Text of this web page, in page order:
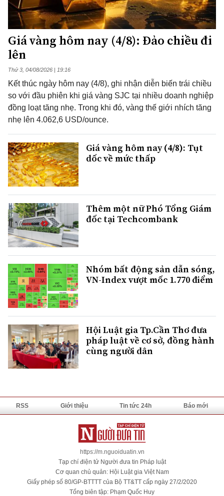
Giá vàng hôm nay (4/8): Đảo chiều đi
lên
Thứ 3, 04/08/2026 | 19:16
Kết thúc ngày hôm nay (4/8), ghi nhận diễn biến trái chiều
so với đầu phiên khi giá vàng SJC tại nhiều doanh nghiệp
đồng loạt tăng nhẹ. Trong khi đó, vàng thế giới nhích tăng
nhẹ lên 4.062,6 USD/ounce.
Giá vàng hôm nay (4/8): Tụt
dốc về mức thấp
Thêm một nữ Phó Tổng Giám
đốc tại Techcombank
Nhóm bất động sản dẫn sóng,
VN-Index vượt mốc 1.770 điểm
Hội Luật gia Tp.Cần Thơ đưa
pháp luật về cơ sở, đồng hành
cùng người dân
RSS Giới thiệu Tin tức 24h Báo mới
https://m.nguoiduatin.vn
Tạp chí điện tử Người đưa tin Pháp luật
Cơ quan chủ quản: Hội Luật gia Việt Nam
Giấy phép số 80/GP-BTTTT của Bộ TT&TT cấp ngày 27/2/2020
Tổng biên tập: Phạm Quốc Huy